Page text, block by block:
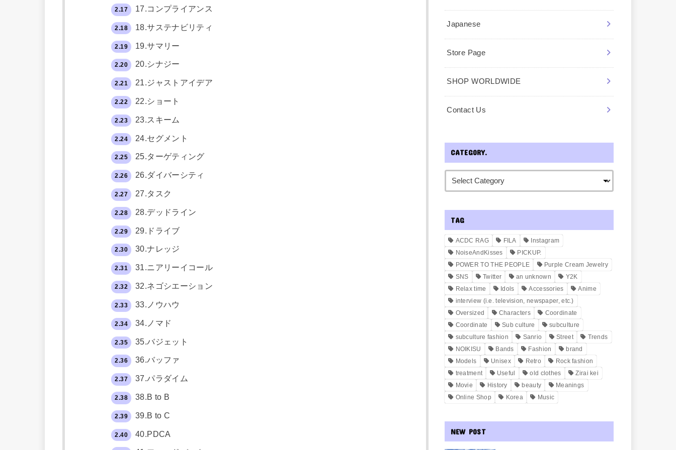
2.17 17.コンプライアンス
2.18 18.サステナビリティ
2.19 19.サマリー
2.20 20.シナジー
2.21 21.ジャストアイデア
2.22 22.ショート
2.23 23.スキーム
2.24 24.セグメント
2.25 25.ターゲティング
2.26 26.ダイバーシティ
2.27 27.タスク
2.28 28.デッドライン
2.29 29.ドライブ
2.30 30.ナレッジ
2.31 31.ニアリーイコール
2.32 32.ネゴシエーション
2.33 33.ノウハウ
2.34 34.ノマド
2.35 35.バジェット
2.36 36.バッファ
2.37 37.パラダイム
2.38 38.B to B
2.39 39.B to C
2.40 40.PDCA
Japanese
Store Page
SHOP WORLDWIDE
Contact Us
CATEGORY.
TAG
ACDC RAG FILA
Instagram
NoiseAndKisses
PICKUP.
POWER TO THE PEOPLE
Purple Cream Jewelry
SNS
Twitter an unknown
Y2K
Relax time
Idols Accessories
Anime
interview (i.e. television, newspaper, etc.)
Oversized
Characters
Coordinate
Coordinate
Sub culture
subculture
subculture fashion
Sanrio Street
Trends
NOIKISU
Bands Fashion
brand
Models
Unisex Retro
Rock fashion
treatment
Useful old clothes
Zirai kei
Movie
History beauty
Meanings
Online Shop
Korea Music
NEW POST